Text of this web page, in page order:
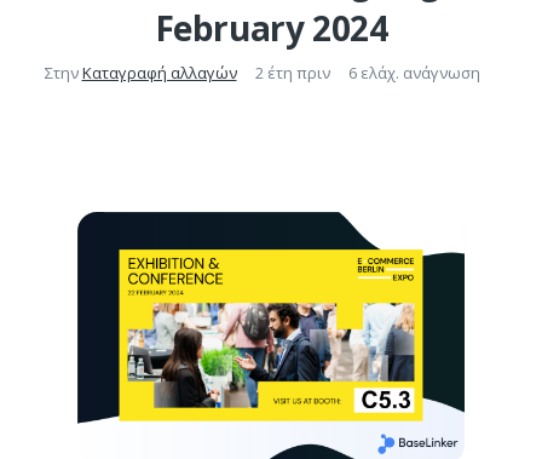
February 2024
ΣτηνΚαταγραφή αλλαγών 2 έτη πριν 6 ελάχ. ανάγνωση